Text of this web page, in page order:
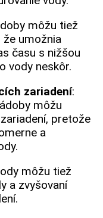
môžu tiež
umožnia
času s nižšou
vody neskôr.
zariadení:
môžu
pretože
a
môžu tiež
a zvyšovaní